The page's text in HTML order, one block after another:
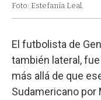
Foto: Estefanía Leal.
El futbolista de
también lateral,
más allá de que
Sudamericano por